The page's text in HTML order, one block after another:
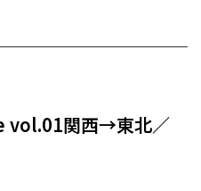
i
vol.01関西→東北／